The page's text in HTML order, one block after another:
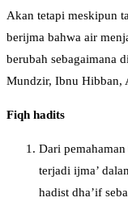
Akan tetapi meskipun
berijma bahwa air
berubah sebagaimana
Mundzir, Ibnu Hibban,
Fiqh hadits
Dari
terjadi ijma’
hadist dha’if